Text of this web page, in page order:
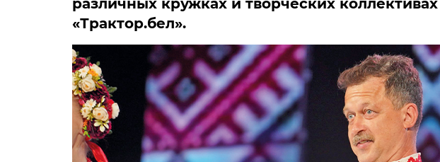
различных кружках и творческих
«Трактор.бел».